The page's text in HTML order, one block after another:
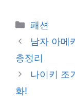
카
테
리
패션
남자 아메
총정리
나이키 조
화!